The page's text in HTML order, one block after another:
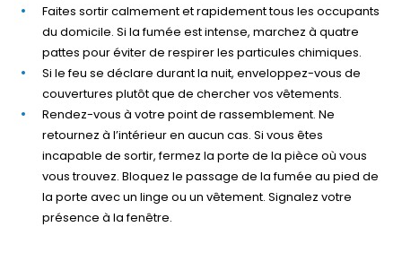
Faites sortir calmement et rapidement tous les occupants
du domicile. Si la fumée est intense, marchez à quatre
pattes pour éviter de respirer les particules chimiques.
Si le feu se déclare durant la nuit, enveloppez-vous de
couvertures plutôt que de chercher vos vêtements.
Rendez-vous à votre point de rassemblement. Ne
retournez à l’intérieur en aucun cas. Si vous êtes
incapable de sortir, fermez la porte de la pièce où vous
vous trouvez. Bloquez le passage de la fumée au pied de
la porte avec un linge ou un vêtement. Signalez votre
présence à la fenêtre.